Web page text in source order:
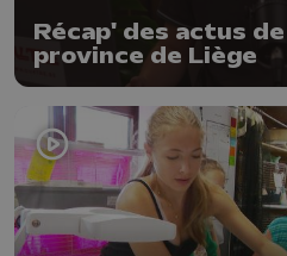
Récap' des actus
province de Liège